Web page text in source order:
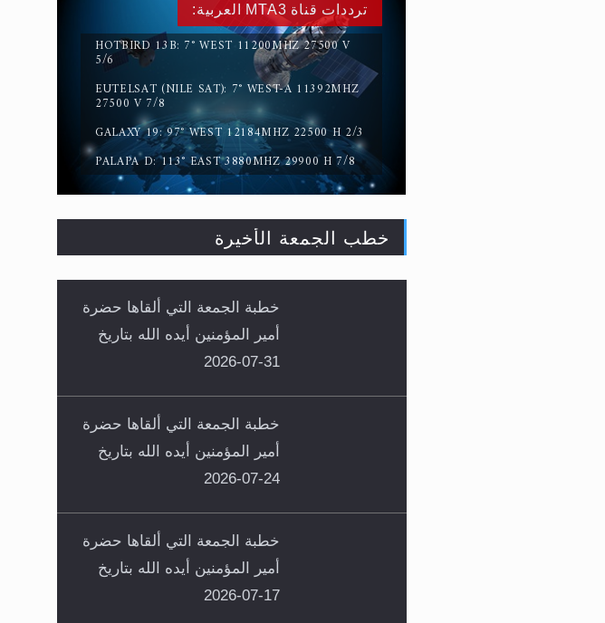
سورة التكوير تُنبئ بزمن بعثة
المسيح الموعود عليه السلام
ترددات قناة MTA3 العربية:
HOTBIRD 13B: 7° WEST 11200MHZ 27500 V
5/6
EUTELSAT (NILE SAT): 7° WEST-A 11392MHZ
27500 V 7/8
GALAXY 19: 97° WEST 12184MHZ 22500 H 2/3
PALAPA D: 113° EAST 3880MHZ 29900 H 7/8
خطب الجمعة الأخيرة
خطبة الجمعة التي ألقاها حضرة
أمير المؤمنين أيده الله بتاريخ
31-07-2026
خطبة الجمعة التي ألقاها حضرة
أمير المؤمنين أيده الله بتاريخ
24-07-2026
خطبة الجمعة التي ألقاها حضرة
أمير المؤمنين أيده الله بتاريخ
17-07-2026